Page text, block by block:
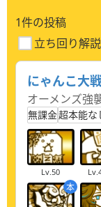
1件の投稿
立ち回り解
にゃんこ大
オーメンズ強
無課金超本能な
Lv.50 Lv.
本